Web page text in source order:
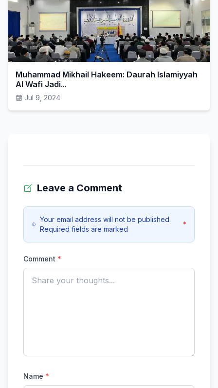
Muhammad Mikhail Hakeem: Daurah Islamiyyah
Al Wafi Jadi...
Jul 9, 2024
Leave a Comment
Your email address will not be published.
Required fields are marked
*
Comment *
Name *